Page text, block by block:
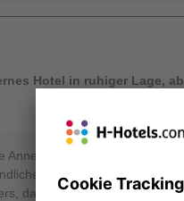
Hotel in ruhiger Lage,
Annett, herzlichen Dank für
Worte zu Ihrem
dass Ihnen unser